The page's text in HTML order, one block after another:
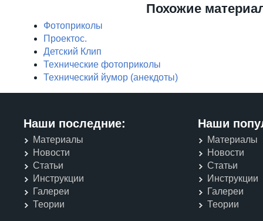
Похожие
Фотоприколы
Проектос.
Детский Клип
Технические фотоприколы
Технический йумор (анекдоты)
Наши последние:
Материалы
Новости
Статьи
Инструкции
Галереи
Теории
Наши
Материалы
Новости
Статьи
Инструкции
Галереи
Теории